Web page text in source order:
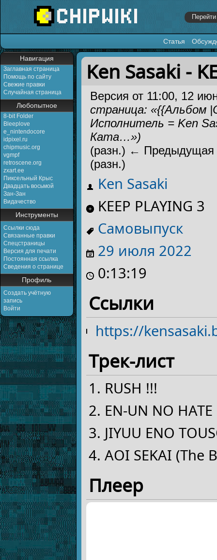
Статья
Навигация
Заглавная страница
Помощь по сайту
Свежие правки
Случайная страница
Любопытное
8-bit Folder
Bleeplove
e_nintendocore
idpixel.ru
chipmusic.org
vgmpf
retroscene.org
zxart.ee
Пиксельный Крыс
Двадцать восьмой
Зан-Зан
Видачество
Инструменты
Ссылки сюда
Связанные правки
Спецстраницы
Версия для печати
Постоянная ссылка
Сведения о странице
Профиль
Создать учётную
запись
Войти
Перейти к:навигация,поиск
Ken Sasaki -
Версия от 11:00, 12
страница: «{{Альбом
Исполнитель = Ken
Ката…»)
(разн.) ← Предыдущая
(разн.)
Ken Sasaki
KEEP PLAYING 3
Самовыпуск
29 июля 2022
0:13:19
Ссылки
https://
Трек-лист
RUSH !!!
EN-UN NO
JIYUU ENO
AOI SEKAI (The
Плеер